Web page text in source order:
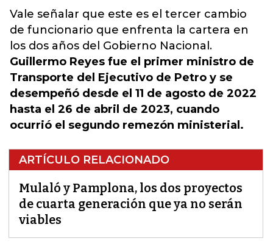
Vale señalar que este es el tercer cambio
de funcionario que enfrenta la cartera en
los dos años del Gobierno Nacional.
Guillermo Reyes fue el primer ministro de
Transporte del Ejecutivo de Petro y se
desempeñó desde el 11 de agosto de 2022
hasta el 26 de abril de 2023, cuando
ocurrió el segundo remezón ministerial.
ARTÍCULO RELACIONADO
Mulaló y Pamplona, los dos proyectos
de cuarta generación que ya no serán
viables